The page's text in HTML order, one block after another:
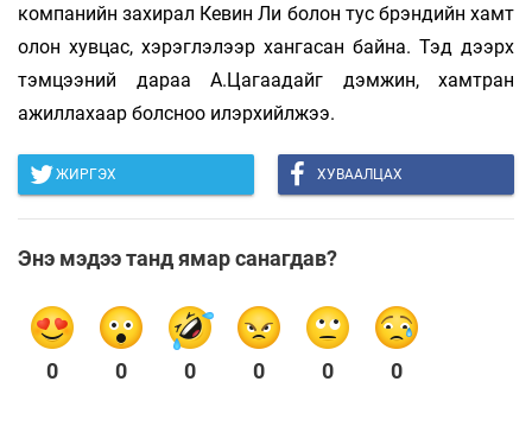
компанийн захирал Кевин Ли болон тус брэндийн хамт
олон хувцас, хэрэглэлээр хангасан байна. Тэд дээрх
тэмцээний дараа А.Цагаадайг дэмжин, хамтран
ажиллахаар болсноо илэрхийлжээ.
ЖИРГЭХ ХУВААЛЦАХ
Энэ мэдээ танд ямар санагдав?
0 0 0 0 0 0